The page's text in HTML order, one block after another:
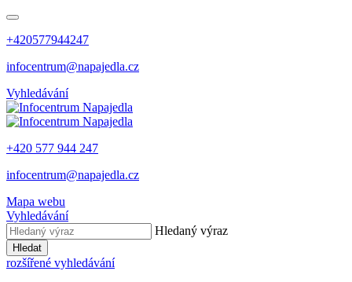
+420577944247
infocentrum@napajedla.cz
Vyhledávání
+420 577 944 247
infocentrum@napajedla.cz
Mapa webu
Vyhledávání
Hledaný výraz
Hledat
rozšířené vyhledávání